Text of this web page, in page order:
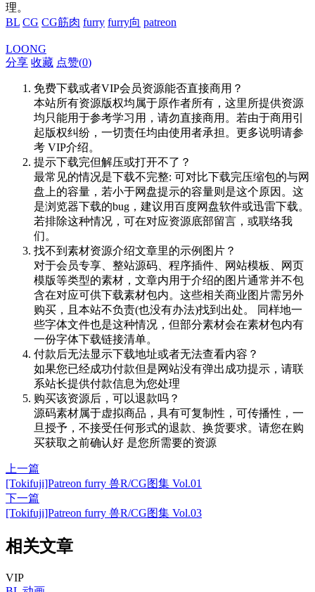
理。
BL CG CG筋肉 furry furry向 patreon
LOONG
分享 收藏 点赞(0)
免费下载或者VIP会员资源能否直接商用？
本站所有资源版权均属于原作者所有，这里所提供资源
均只能用于参考学习用，请勿直接商用。若由于商用引
起版权纠纷，一切责任均由使用者承担。更多说明请参
考 VIP介绍。
提示下载完但解压或打开不了？
最常见的情况是下载不完整: 可对比下载完压缩包的与网
盘上的容量，若小于网盘提示的容量则是这个原因。这
是浏览器下载的bug，建议用百度网盘软件或迅雷下载。
若排除这种情况，可在对应资源底部留言，或联络我
们。
找不到素材资源介绍文章里的示例图片？
对于会员专享、整站源码、程序插件、网站模板、网页
模版等类型的素材，文章内用于介绍的图片通常并不包
含在对应可供下载素材包内。这些相关商业图片需另外
购买，且本站不负责(也没有办法)找到出处。 同样地一
些字体文件也是这种情况，但部分素材会在素材包内有
一份字体下载链接清单。
付款后无法显示下载地址或者无法查看内容？
如果您已经成功付款但是网站没有弹出成功提示，请联
系站长提供付款信息为您处理
购买该资源后，可以退款吗？
源码素材属于虚拟商品，具有可复制性，可传播性，一
旦授予，不接受任何形式的退款、换货要求。请您在购
买获取之前确认好 是您所需要的资源
上一篇
[Tokifuji]Patreon furry 兽R/CG图集 Vol.01
下一篇
[Tokifuji]Patreon furry 兽R/CG图集 Vol.03
相关文章
VIP